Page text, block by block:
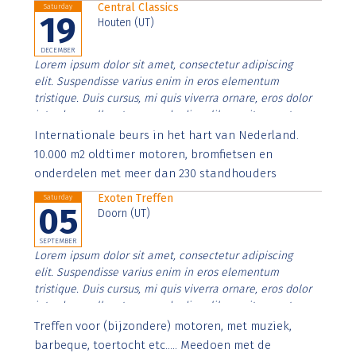
Saturday
19
DECEMBER
Central Classics
Houten (UT)
Lorem ipsum dolor sit amet, consectetur adipiscing
elit. Suspendisse varius enim in eros elementum
tristique. Duis cursus, mi quis viverra ornare, eros dolor
interdum nulla, ut commodo diam libero vitae erat.
Aenean faucibus nibh et justo cursus id rutrum lorem
imperdiet. Nunc ut sem vitae risus tristique posuere.
Internationale beurs in het hart van Nederland.
10.000 m2 oldtimer motoren, bromfietsen en
onderdelen met meer dan 230 standhouders
Saturday
05
SEPTEMBER
Exoten Treffen
Doorn (UT)
Lorem ipsum dolor sit amet, consectetur adipiscing
elit. Suspendisse varius enim in eros elementum
tristique. Duis cursus, mi quis viverra ornare, eros dolor
interdum nulla, ut commodo diam libero vitae erat.
Aenean faucibus nibh et justo cursus id rutrum lorem
imperdiet. Nunc ut sem vitae risus tristique posuere.
Treffen voor (bijzondere) motoren, met muziek,
barbeque, toertocht etc..... Meedoen met de